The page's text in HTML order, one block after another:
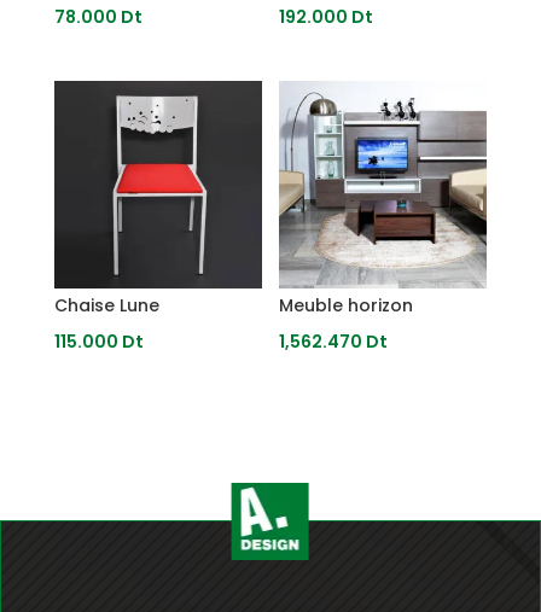
78.000 Dt
192.000 Dt
Chaise Lune
115.000 Dt
Meuble horizon
1,562.470 Dt